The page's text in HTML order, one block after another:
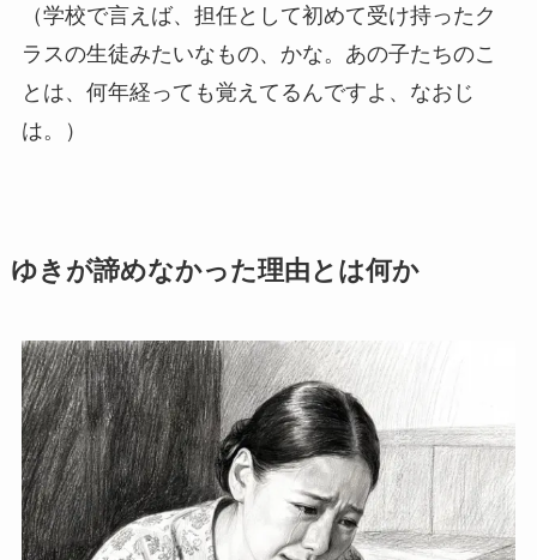
（学校で言えば、担任として初めて受け持ったク
ラスの生徒みたいなもの、かな。あの子たちのこ
とは、何年経っても覚えてるんですよ、なおじ
は。）
ゆきが諦めなかった理由とは何か